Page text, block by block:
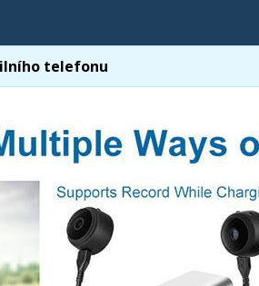
telefonu